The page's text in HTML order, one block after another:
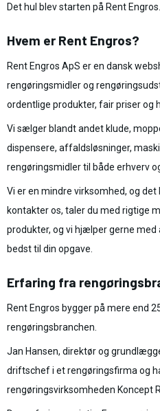
Det hul blev starten på Rent Engros.
Hvem er Rent Engros?
Rent Engros ApS er en dansk
rengøringsmidler og
ordentlige produkter, fair priser og
Vi sælger blandt andet klude,
dispensere, affaldsløsninger,
rengøringsmidler til både erhverv
Vi er en mindre virksomhed, og
kontakter os, taler du med rigtige
produkter, og vi hjælper gerne med
bedst til din opgave.
Erfaring fra
Rent Engros bygger på mere end
rengøringsbranchen.
Jan Hansen, direktør og
driftschef i et rengøringsfirma og
rengøringsvirksomheden Koncept